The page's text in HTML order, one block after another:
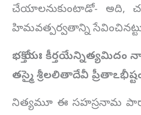
చేయాలనుకుంటాడో- అది,
హిమవత్పర్వతాన్ని
భక్తో యః
తస్మై శ్రీలలితాదేవీ
నిత్యమూ ఈ సహస్రనామ